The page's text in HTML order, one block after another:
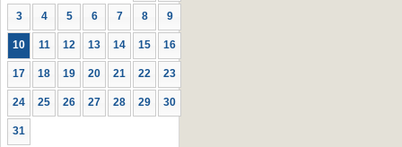
3 4 5 6 7 8 9
10 11 12 13 14 15 16
17 18 19 20 21 22 23
24 25 26 27 28 29 30
31